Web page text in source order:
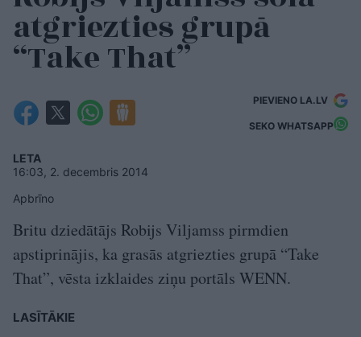
atgriezties grupā
“Take That”
PIEVIENO LA.LV
SEKO WHATSAPP
LETA
16:03, 2. decembris 2014
Apbrīno
Britu dziedātājs Robijs Viljamss pirmdien
apstiprinājis, ka grasās atgriezties grupā “Take
That”, vēsta izklaides ziņu portāls WENN.
LASĪTĀKIE